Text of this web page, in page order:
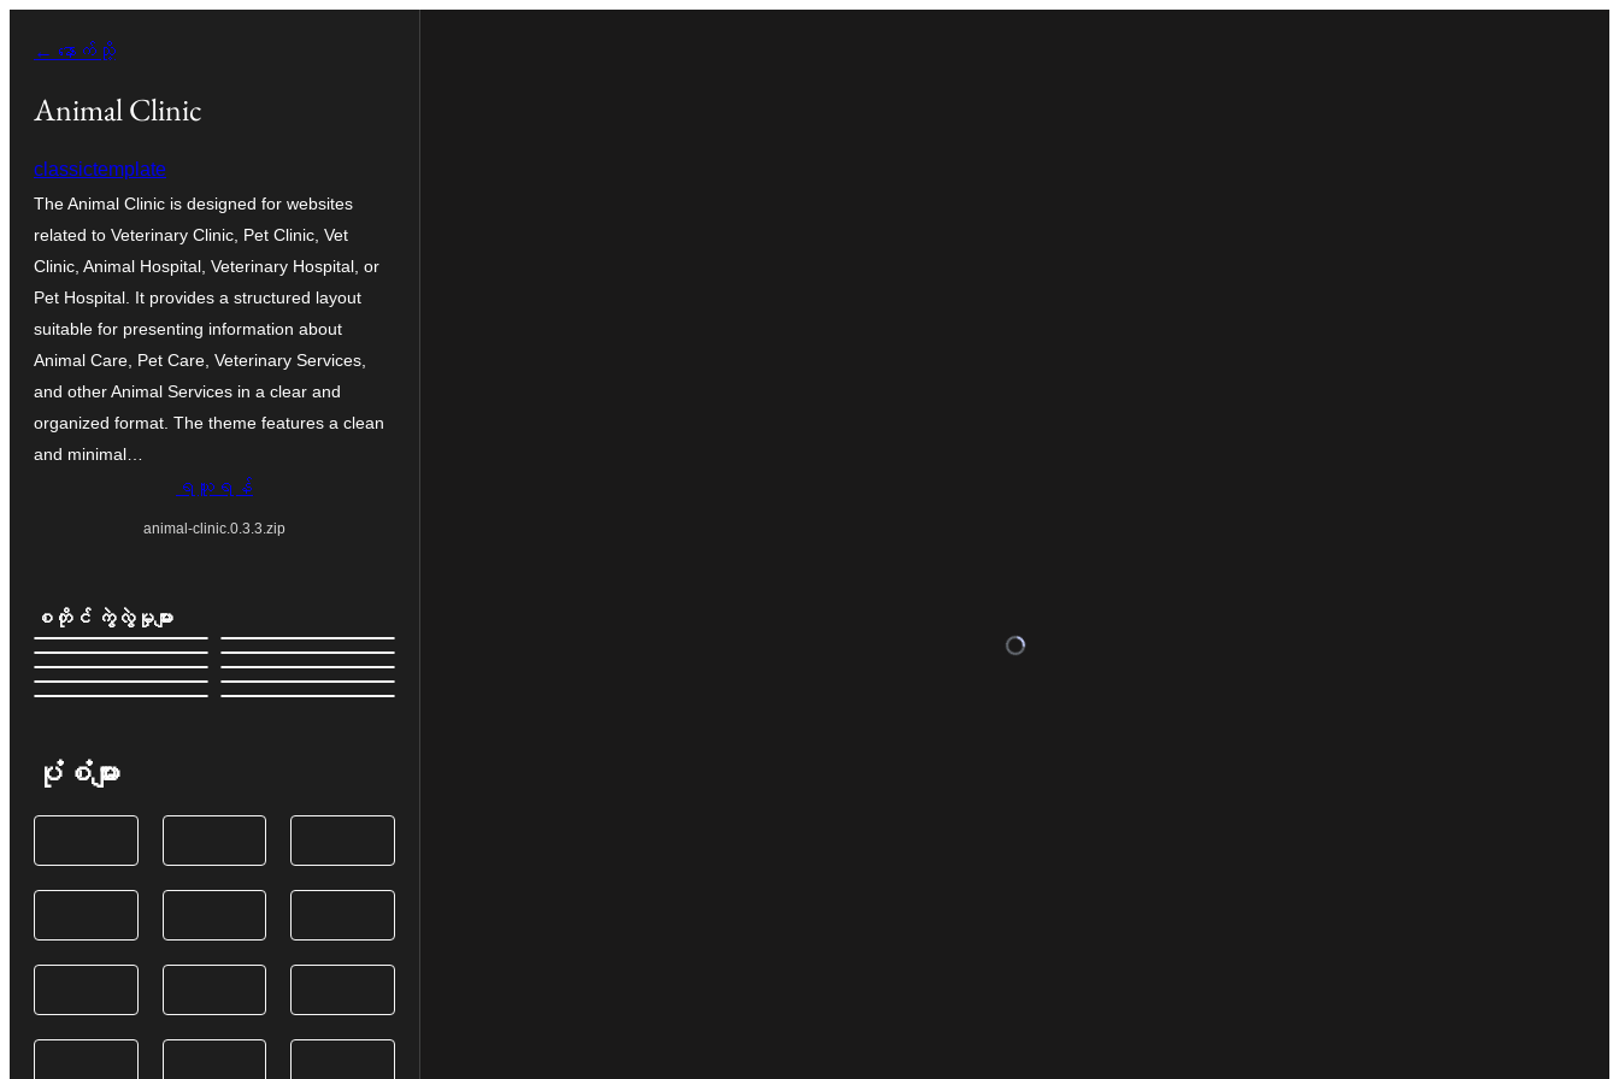
ကျော်သွား
← နောက်သို့
Animal Clinic
classictemplate
The Animal Clinic is designed for websites
related to Veterinary Clinic, Pet Clinic, Vet
Clinic, Animal Hospital, Veterinary Hospital, or
Pet Hospital. It provides a structured layout
suitable for presenting information about
Animal Care, Pet Care, Veterinary Services,
and other Animal Services in a clear and
organized format. The theme features a clean
and minimal…
ရယူရန်
animal-clinic.0.3.3.zip
စတိုင် ကွဲလွဲမှုများ
ပုံစံများ